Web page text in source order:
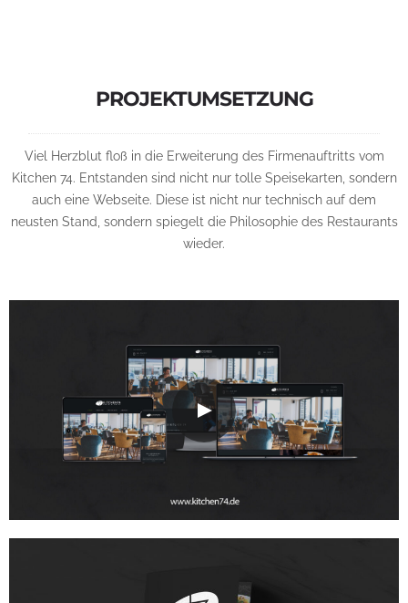
PROJEKTUMSETZUNG
Viel Herzblut floß in die Erweiterung des Firmenauftritts vom
Kitchen 74. Entstanden sind nicht nur tolle Speisekarten, sondern
auch eine Webseite. Diese ist nicht nur technisch auf dem
neusten Stand, sondern spiegelt die Philosophie des Restaurants
wieder.